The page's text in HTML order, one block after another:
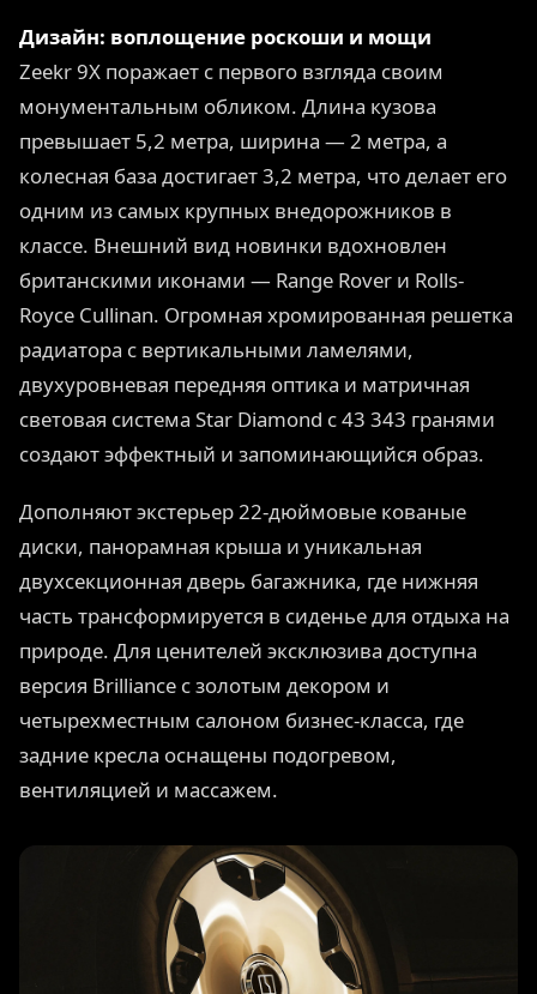
Дизайн: воплощение роскоши и мощи
Zeekr 9X поражает с первого взгляда своим
монументальным обликом. Длина кузова
превышает 5,2 метра, ширина — 2 метра, а
колесная база достигает 3,2 метра, что делает его
одним из самых крупных внедорожников в
классе. Внешний вид новинки вдохновлен
британскими иконами — Range Rover и Rolls-
Royce Cullinan. Огромная хромированная решетка
радиатора с вертикальными ламелями,
двухуровневая передняя оптика и матричная
световая система Star Diamond с 43 343 гранями
создают эффектный и запоминающийся образ.
Дополняют экстерьер 22-дюймовые кованые
диски, панорамная крыша и уникальная
двухсекционная дверь багажника, где нижняя
часть трансформируется в сиденье для отдыха на
природе. Для ценителей эксклюзива доступна
версия Brilliance с золотым декором и
четырехместным салоном бизнес-класса, где
задние кресла оснащены подогревом,
вентиляцией и массажем.